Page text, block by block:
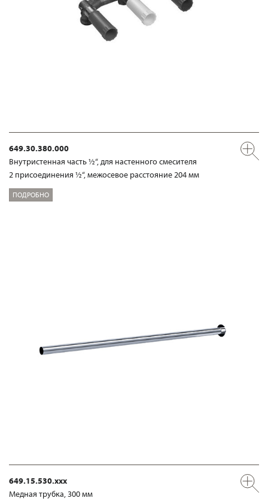
649.30.380.000
Внутристенная часть ½“, для настенного смесителя
2 присоединения ½“, межосевое расстояние 204 мм
ПОДРОБНО
649.15.530.xxx
Медная трубка, 300 мм